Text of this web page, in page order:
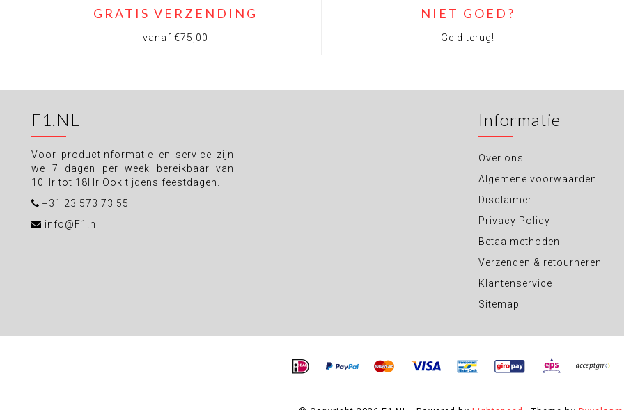
GRATIS VERZENDING
vanaf €75,00
NIET GOED?
Geld terug!
F1.NL
Voor productinformatie en service zijn
we 7 dagen per week bereikbaar van
10Hr tot 18Hr Ook tijdens feestdagen.
+31 23 573 73 55
info@F1.nl
Informatie
Over ons
Algemene voorwaarden
Disclaimer
Privacy Policy
Betaalmethoden
Verzenden & retourneren
Klantenservice
Sitemap